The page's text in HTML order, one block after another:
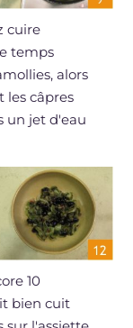
cuire
temps
alors
les câpres
un jet d'eau
10
bien cuit